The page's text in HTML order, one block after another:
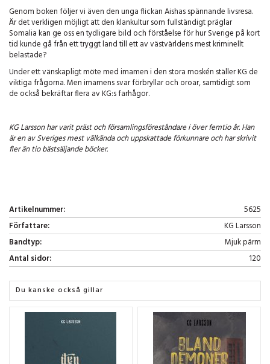
Genom boken följer vi även den unga flickan Aishas spännande livsresa.
Är det verkligen möjligt att den klankultur som fullständigt präglar
Somalia kan ge oss en tydligare bild och förståelse för hur Sverige på kort
tid kunde gå från ett tryggt land till ett av västvärldens mest kriminellt
belastade?
Under ett vänskapligt möte med imamen i den stora moskén ställer KG de
viktiga frågorna. Men imamens svar förbryllar och oroar, samtidigt som
de också bekräftar flera av KG:s farhågor.
KG Larsson har varit präst och församlingsföreståndare i över femtio år. Han
är en av Sveriges mest välkända och uppskattade förkunnare och har skrivit
fler än tio bästsäljande böcker.
Artikelnummer:
5625
Författare:
KG Larsson
Bandtyp:
Mjuk pärm
Antal sidor:
120
Du kanske också gillar